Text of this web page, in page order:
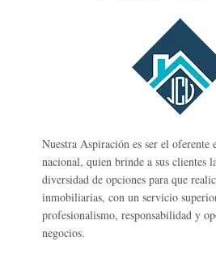
Nuestra Aspiración es ser el oferente
nacional, quien brinde a sus clientes
diversidad de opciones para que
inmobiliarias, con un servicio
profesionalismo, responsabilidad y
negocios.